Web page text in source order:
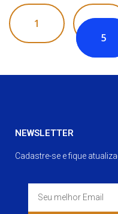
1
5
NEWSLETTER
Cadastre-se e fique